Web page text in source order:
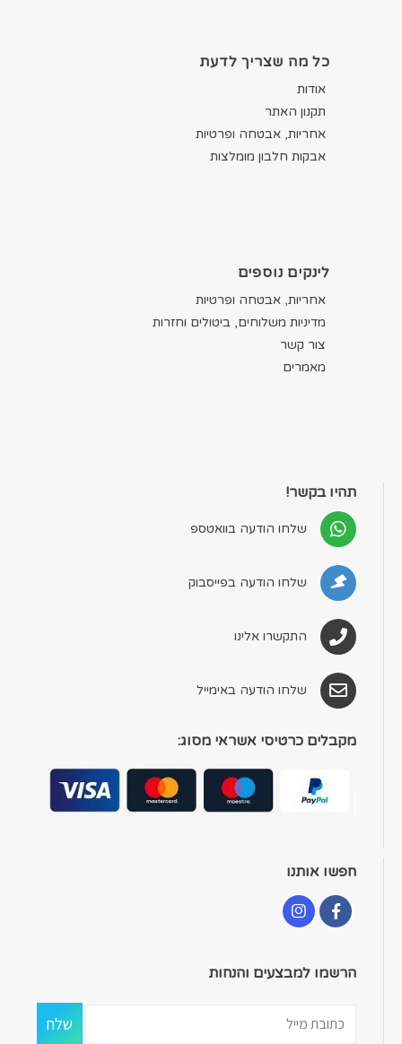
כל מה שצריך לדעת
אודות
תקנון האתר
אחריות, אבטחה ופרטיות
אבקות חלבון מומלצות
לינקים נוספים
אחריות, אבטחה ופרטיות
מדיניות משלוחים, ביטולים וחזרות
צור קשר
מאמרים
תהיו בקשר!
שלחו הודעה בוואטספ
שלחו הודעה בפייסבוק
התקשרו אלינו
שלחו הודעה באימייל
מקבלים כרטיסי אשראי מסוג:
חפשו אותנו
הרשמו למבצעים והנחות